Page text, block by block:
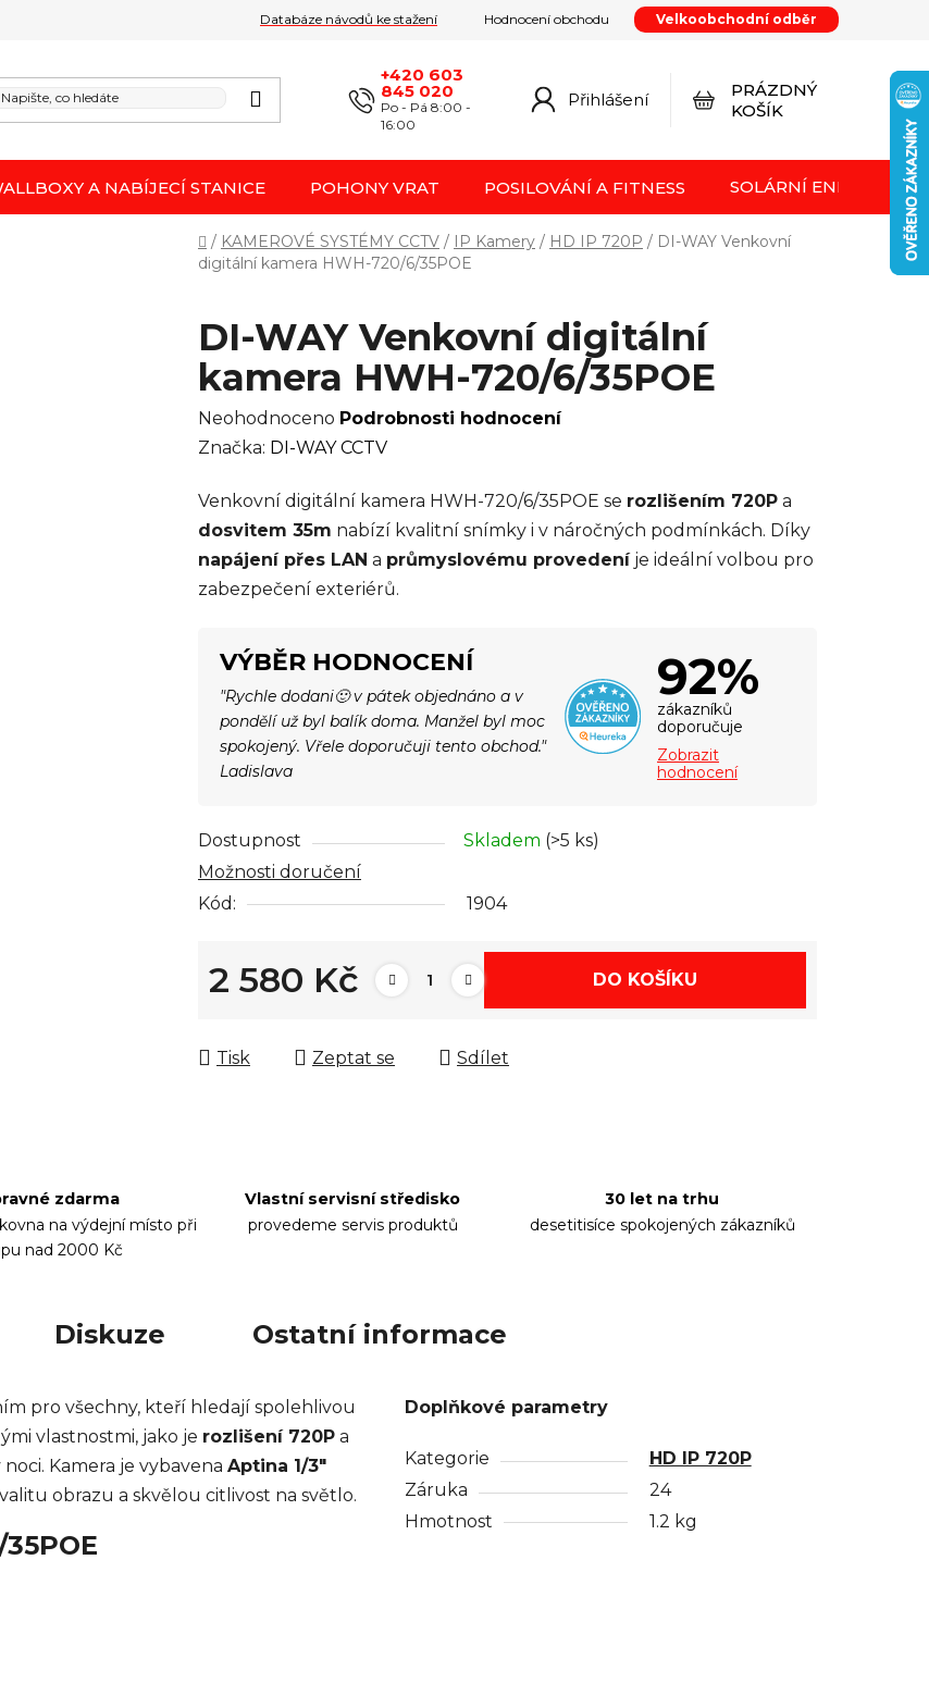
Databáze návodů ke stažení Hodnocení obchodu
Velkoobchodní odběr
Reklamace / odstoupení od smlouvy
+420 603
845 020
Po - Pá 8:00 -
16:00
Přihlášení
NÁKUPNÍ
PRÁZDNÝ
KOŠÍK
A NABÍJECÍ STANICE POHONY VRAT POSILOVÁNÍ A FITNESS SOLÁRNÍ ENERGIE FVE
Domů
/ KAMEROVÉ SYSTÉMY CCTV / IP Kamery / HD IP 720P / DI-WAY Venkovní
digitální kamera HWH-720/6/35POE
DI-WAY Venkovní digitální
kamera HWH-720/6/35POE
Průměrné
hodnocení
je
0,0
z
5
Neohodnoceno Podrobnosti hodnocení
Značka: DI-WAY CCTV
Venkovní digitální kamera HWH-720/6/35POE se rozlišením 720P a
dosvitem 35m nabízí kvalitní snímky i v náročných podmínkách. Díky
napájení přes LAN a průmyslovému provedeníje ideální volbou pro
zabezpečení exteriérů.
VÝBĚR HODNOCENÍ
"Rychle dodani🙂 v pátek objednáno a v
pondělí už byl balík doma. Manžel byl moc
spokojený. Vřele doporučuji tento obchod."
Ladislava
92%
zákazníků
doporučuje
Zobrazit
hodnocení
Dostupnost Skladem (>5 ks)
Možnosti doručení
Kód:
1904
2 580 Kč DO KOŠÍKU
Tisk Zeptat se Sdílet
zdarma
na výdejní místo při
nad 2000 Kč
Vlastní servisní středisko
provedeme servis produktů
30 let na trhu
desetitisíce spokojených zákazníků
Diskuze Ostatní informace
pro všechny, kteří hledají spolehlivou
vlastnostmi, jako je rozlišení 720P a
Kamera je vybavena Aptina 1/3"
obrazu a skvělou citlivost na světlo.
Doplňkové parametry
Kategorie
HD IP 720P
Záruka
24
Hmotnost
1.2 kg